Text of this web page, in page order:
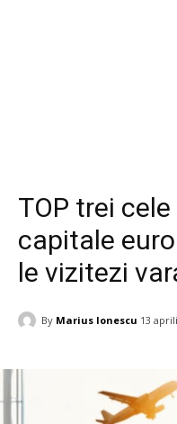
TOP trei
capitale
le vizitezi
By Marius Ionescu 13